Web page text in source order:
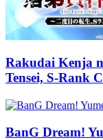
Rakudai Kenja
Tensei, S-Rank
BanG Dream!